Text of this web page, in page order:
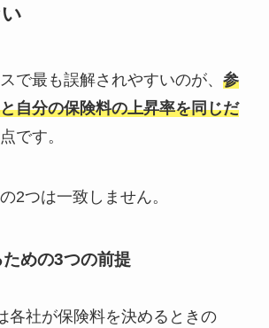
で最も誤解されやすいのが、 参
自分の保険料の上昇率を同じだ
点です。
2つは一致しません。
めの3つの前提
各社が保険料を決めるときの